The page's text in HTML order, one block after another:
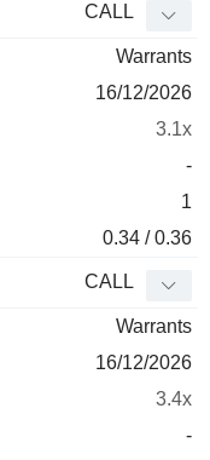
CALL
Warrants
16/12/2026
3.1x
-
1
0.34 / 0.36
CALL
Warrants
16/12/2026
3.4x
-